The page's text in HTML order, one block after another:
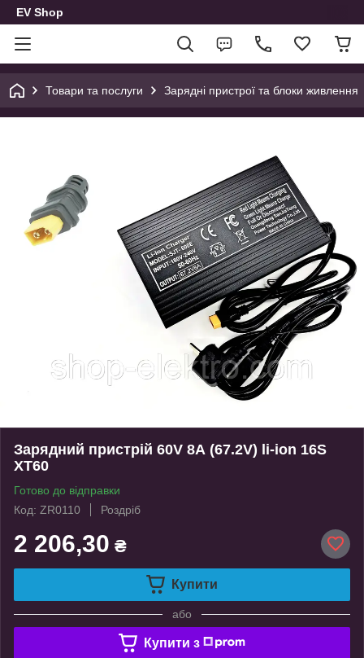
EV Shop
Товари та послуги Зарядні пристрої та блоки живлення
Зарядний пристрій 60V 8А (67.2V) li-ion 16S
XT60
Готово до відправки
Код: ZR0110
Роздріб
2 206,30 ₴
Купити
або
Купити з